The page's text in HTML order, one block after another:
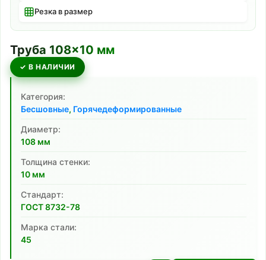
Резка в размер
Труба 108×10 мм
✓ В НАЛИЧИИ
Категория:
Бесшовные, Горячедеформированные
Диаметр:
108 мм
Толщина стенки:
10 мм
Cтандарт:
ГОСТ 8732-78
Марка стали:
45